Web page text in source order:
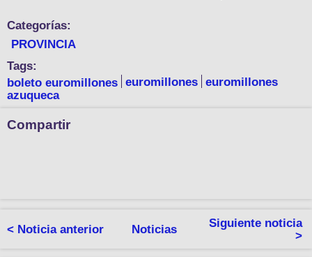
Categorías:
PROVINCIA
Tags:
boleto euromillones euromillones euromillones
azuqueca
Compartir
< Noticia anterior Noticias
Siguiente noticia
>